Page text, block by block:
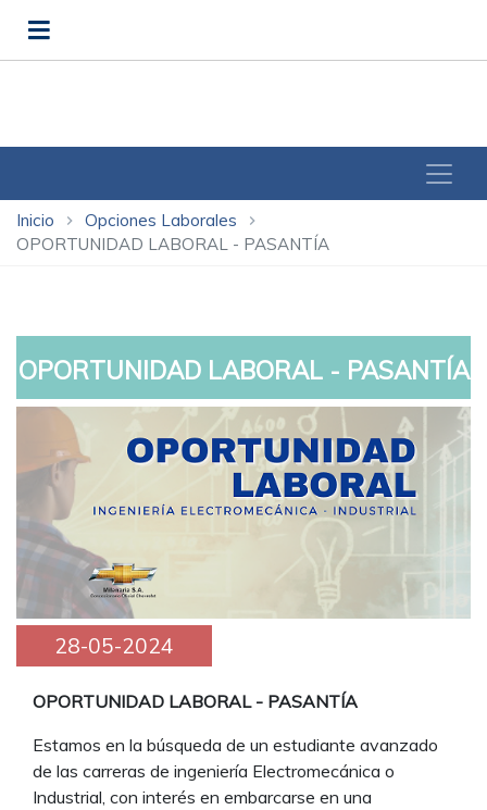
Inicio chevron_right Opciones Laborales chevron_right
OPORTUNIDAD LABORAL - PASANTÍA
OPORTUNIDAD LABORAL - PASANTÍA
28-05-2024
OPORTUNIDAD LABORAL - PASANTÍA
Estamos en la búsqueda de un estudiante avanzado
de las carreras de ingeniería Electromecánica o
Industrial, con interés en embarcarse en una